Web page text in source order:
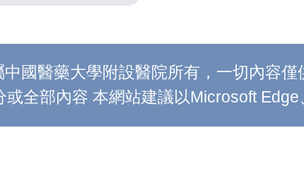
國醫藥大學附設醫院所有，一切內容
或全部內容 本網站建議以Microsoft